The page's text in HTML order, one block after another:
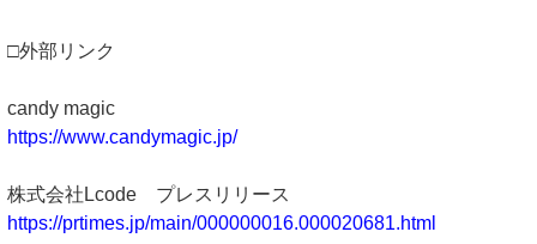
□外部リンク
candy magic
https://www.candymagic.jp/
株式会社Lcode プレスリリース
https://prtimes.jp/main/000000016.000020681.html